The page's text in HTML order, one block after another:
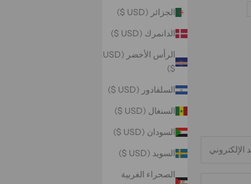
الجزائر (USD $)
الدانمرك (USD $)
الرأس الأخضر (USD
$)
السلفادور (USD $)
السنغال (USD $)
السودان (USD $)
السويد (USD $)
الصحراء الغربية